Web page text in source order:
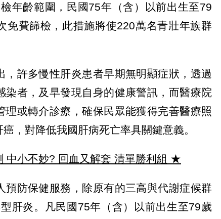
年齡範圍，民國75年（含）以前出生至79
免費篩檢，此措施將使220萬名青壯年族群
，許多慢性肝炎患者早期無明顯症狀，透過
染者，及早發現自身的健康警訊，而醫療院
理或轉介診療，確保民眾能獲得完善醫療照
，對降低我國肝病死亡率具關鍵意義。
小不妙? 回血又解套 清單勝利組 ★
預防保健服務，除原有的三高與代謝症候群
肝炎。凡民國75年（含）以前出生至79歲